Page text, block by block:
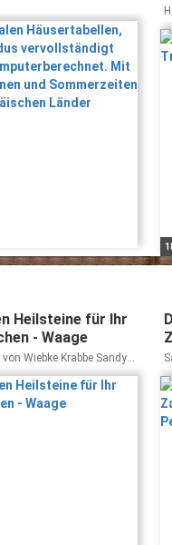
und
aller
Länder
Heilsteine für Ihr
- Waage
Wiebke Krabbe Sandy